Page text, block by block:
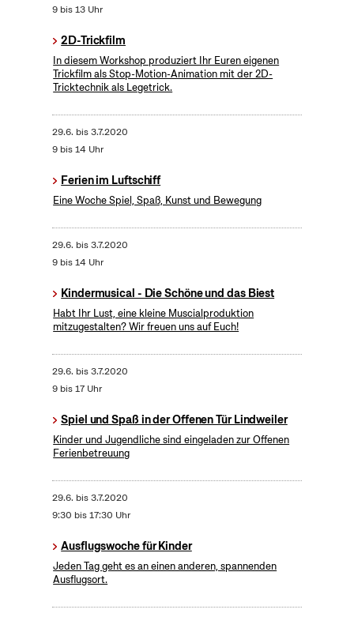
9 bis 13 Uhr
2D-Trickfilm
In diesem Workshop produziert Ihr Euren eigenen
Trickfilm als Stop-Motion-Animation mit der 2D-
Tricktechnik als Legetrick.
29.6. bis3.7.2020
9 bis 14 Uhr
Ferien im Luftschiff
Eine Woche Spiel, Spaß, Kunst und Bewegung
29.6. bis3.7.2020
9 bis 14 Uhr
Kindermusical - Die Schöne und das Biest
Habt Ihr Lust, eine kleine Muscialproduktion
mitzugestalten? Wir freuen uns auf Euch!
29.6. bis3.7.2020
9 bis 17 Uhr
Spiel und Spaß in der Offenen Tür Lindweiler
Kinder und Jugendliche sind eingeladen zur Offenen
Ferienbetreuung
29.6. bis3.7.2020
9:30 bis 17:30 Uhr
Ausflugswoche für Kinder
Jeden Tag geht es an einen anderen, spannenden
Ausflugsort.